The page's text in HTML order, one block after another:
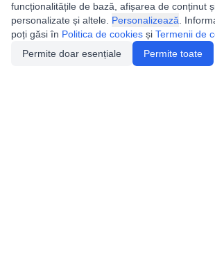
funcționalitățile de bază, afișarea de conținut
personalizate și altele. Personalizează .
poți găsi în Politica de cookies și Termenii de
Permite doar esențiale
Permite toate